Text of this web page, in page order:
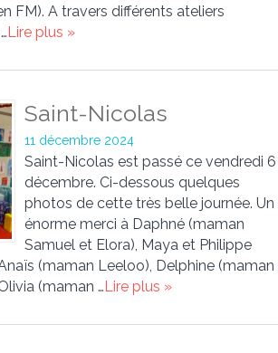
FM). A travers différents ateliers
Lire plus »
Saint-Nicolas
11 décembre 2024
Saint-Nicolas est passé ce vendredi 6
décembre. Ci-dessous quelques
photos de cette très belle journée. Un
énorme merci à Daphné (maman
Samuel et Elora), Maya et Philippe
(maman Leeloo), Delphine (maman
(maman …Lire plus »